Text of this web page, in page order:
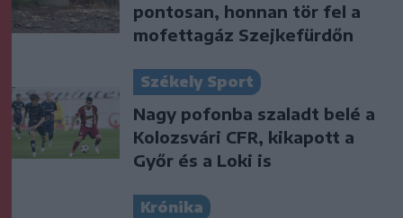
pontosan, honnan tör fel a
mofettagáz Szejkefürdőn
Székely Sport
Nagy pofonba szaladt belé a
Kolozsvári CFR, kikapott a
Győr és a Loki is
Krónika